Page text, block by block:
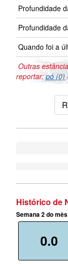
Profundidade
Profundidade
Quando foi a
Outras
reportar: pó (0)
Histórico de
Semana 2 do
0.0